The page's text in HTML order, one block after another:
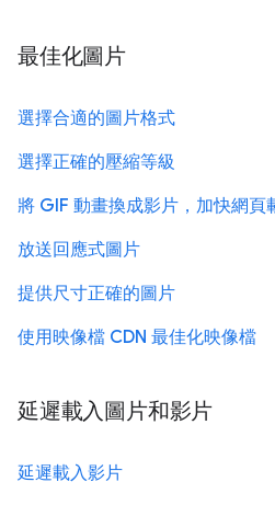
最佳化圖片
選擇合適的圖片格式
選擇正確的壓縮等級
將 GIF 動畫換成影片，加快網頁
放送回應式圖片
提供尺寸正確的圖片
使用映像檔 CDN 最佳化映像檔
延遲載入圖片和影片
延遲載入影片